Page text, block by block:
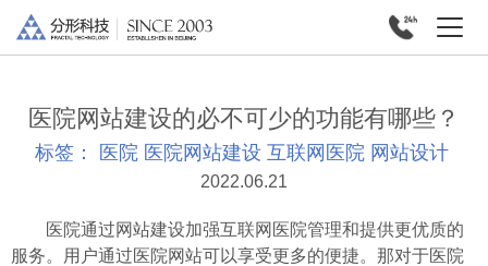
医院网站建设的必不可少的功能有哪些？
标签： 医院 医院网站建设 互联网医院 网站设计
2022.06.21
医院通过网站建设加强互联网医院管理和提供更优质的
服务。用户通过医院网站可以享受更多的便捷。那对于医院